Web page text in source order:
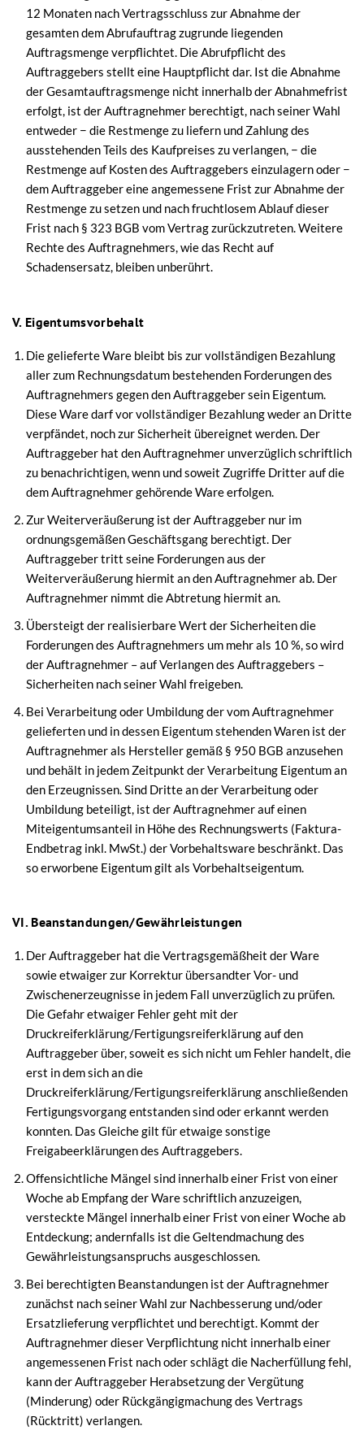
12 Monaten nach Vertragsschluss zur Abnahme der
gesamten dem Abrufauftrag zugrunde liegenden
Auftragsmenge verpflichtet. Die Abrufpflicht des
Auftraggebers stellt eine Hauptpflicht dar. Ist die Abnahme
der Gesamtauftragsmenge nicht innerhalb der Abnahmefrist
erfolgt, ist der Auftragnehmer berechtigt, nach seiner Wahl
entweder − die Restmenge zu liefern und Zahlung des
ausstehenden Teils des Kaufpreises zu verlangen, − die
Restmenge auf Kosten des Auftraggebers einzulagern oder −
dem Auftraggeber eine angemessene Frist zur Abnahme der
Restmenge zu setzen und nach fruchtlosem Ablauf dieser
Frist nach § 323 BGB vom Vertrag zurückzutreten. Weitere
Rechte des Auftragnehmers, wie das Recht auf
Schadensersatz, bleiben unberührt.
V. Eigentumsvorbehalt
Die gelieferte Ware bleibt bis zur vollständigen Bezahlung
aller zum Rechnungsdatum bestehenden Forderungen des
Auftragnehmers gegen den Auftraggeber sein Eigentum.
Diese Ware darf vor vollständiger Bezahlung weder an Dritte
verpfändet, noch zur Sicherheit übereignet werden. Der
Auftraggeber hat den Auftragnehmer unverzüglich schriftlich
zu benachrichtigen, wenn und soweit Zugriffe Dritter auf die
dem Auftragnehmer gehörende Ware erfolgen.
Zur Weiterveräußerung ist der Auftraggeber nur im
ordnungsgemäßen Geschäftsgang berechtigt. Der
Auftraggeber tritt seine Forderungen aus der
Weiterveräußerung hiermit an den Auftragnehmer ab. Der
Auftragnehmer nimmt die Abtretung hiermit an.
Übersteigt der realisierbare Wert der Sicherheiten die
Forderungen des Auftragnehmers um mehr als 10 %, so wird
der Auftragnehmer – auf Verlangen des Auftraggebers –
Sicherheiten nach seiner Wahl freigeben.
Bei Verarbeitung oder Umbildung der vom Auftragnehmer
gelieferten und in dessen Eigentum stehenden Waren ist der
Auftragnehmer als Hersteller gemäß § 950 BGB anzusehen
und behält in jedem Zeitpunkt der Verarbeitung Eigentum an
den Erzeugnissen. Sind Dritte an der Verarbeitung oder
Umbildung beteiligt, ist der Auftragnehmer auf einen
Miteigentumsanteil in Höhe des Rechnungswerts (Faktura-
Endbetrag inkl. MwSt.) der Vorbehaltsware beschränkt. Das
so erworbene Eigentum gilt als Vorbehaltseigentum.
VI. Beanstandungen/Gewährleistungen
Der Auftraggeber hat die Vertragsgemäßheit der Ware
sowie etwaiger zur Korrektur übersandter Vor- und
Zwischenerzeugnisse in jedem Fall unverzüglich zu prüfen.
Die Gefahr etwaiger Fehler geht mit der
Druckreiferklärung/Fertigungsreiferklärung auf den
Auftraggeber über, soweit es sich nicht um Fehler handelt, die
erst in dem sich an die
Druckreiferklärung/Fertigungsreiferklärung anschließenden
Fertigungsvorgang entstanden sind oder erkannt werden
konnten. Das Gleiche gilt für etwaige sonstige
Freigabeerklärungen des Auftraggebers.
Offensichtliche Mängel sind innerhalb einer Frist von einer
Woche ab Empfang der Ware schriftlich anzuzeigen,
versteckte Mängel innerhalb einer Frist von einer Woche ab
Entdeckung; andernfalls ist die Geltendmachung des
Gewährleistungsanspruchs ausgeschlossen.
Bei berechtigten Beanstandungen ist der Auftragnehmer
zunächst nach seiner Wahl zur Nachbesserung und/oder
Ersatzlieferung verpflichtet und berechtigt. Kommt der
Auftragnehmer dieser Verpflichtung nicht innerhalb einer
angemessenen Frist nach oder schlägt die Nacherfüllung fehl,
kann der Auftraggeber Herabsetzung der Vergütung
(Minderung) oder Rückgängigmachung des Vertrags
(Rücktritt) verlangen.